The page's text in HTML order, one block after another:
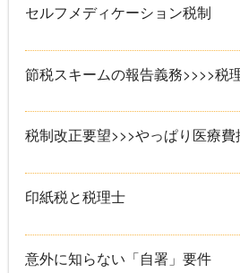
セルフメディケーション税制
節税スキームの報告義務>>>>税
税制改正要望>>>やっぱり医療費
印紙税と税理士
意外に知らない「自署」要件